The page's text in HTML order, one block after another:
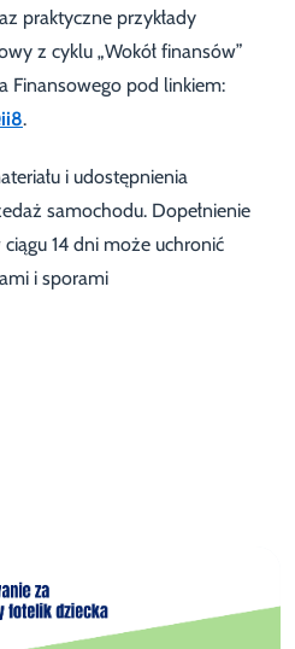
praktyczne przykłady
z cyklu „Wokół finansów”
Finansowego pod linkiem:
.
i udostępnienia
samochodu. Dopełnienie
14 dni może uchronić
i sporami